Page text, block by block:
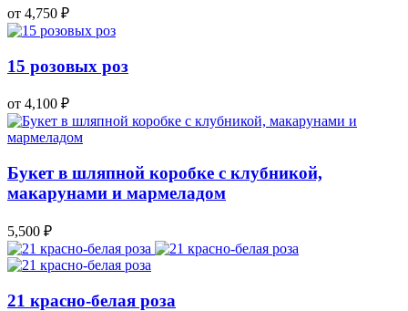
от 4,750 ₽
15 розовых роз
от 4,100 ₽
Букет в шляпной коробке с клубникой,
макарунами и мармеладом
5,500 ₽
21 красно-белая роза